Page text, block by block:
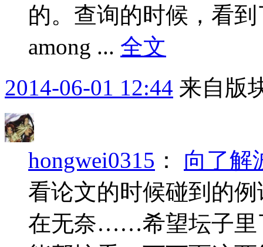
的。查询的时候，看
among ... 全文
2014-06-01 12:44 来自版
hongwei0315 ： 向了解
看论文的时候碰到的
在无奈……希望坛子里